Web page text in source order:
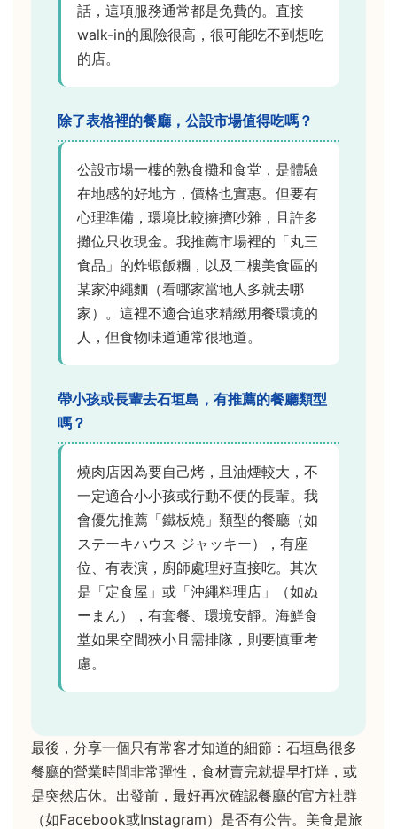
話，這項服務通常都是免費的。直接
walk-in的風險很高，很可能吃不到想吃
的店。
除了表格裡的餐廳，公設市場值得吃嗎？
公設市場一樓的熟食攤和食堂，是體驗
在地感的好地方，價格也實惠。但要有
心理準備，環境比較擁擠吵雜，且許多
攤位只收現金。我推薦市場裡的「丸三
食品」的炸蝦飯糰，以及二樓美食區的
某家沖繩麵（看哪家當地人多就去哪
家）。這裡不適合追求精緻用餐環境的
人，但食物味道通常很地道。
帶小孩或長輩去石垣島，有推薦的餐廳類型
嗎？
燒肉店因為要自己烤，且油煙較大，不
一定適合小小孩或行動不便的長輩。我
會優先推薦「鐵板燒」類型的餐廳（如
ステーキハウス ジャッキー），有座
位、有表演，廚師處理好直接吃。其次
是「定食屋」或「沖繩料理店」（如ぬ
ーまん），有套餐、環境安靜。海鮮食
堂如果空間狹小且需排隊，則要慎重考
慮。
最後，分享一個只有常客才知道的細節：石垣島很多
餐廳的營業時間非常彈性，食材賣完就提早打烊，或
是突然店休。出發前，最好再次確認餐廳的官方社群
（如Facebook或Instagram）是否有公告。美食是旅